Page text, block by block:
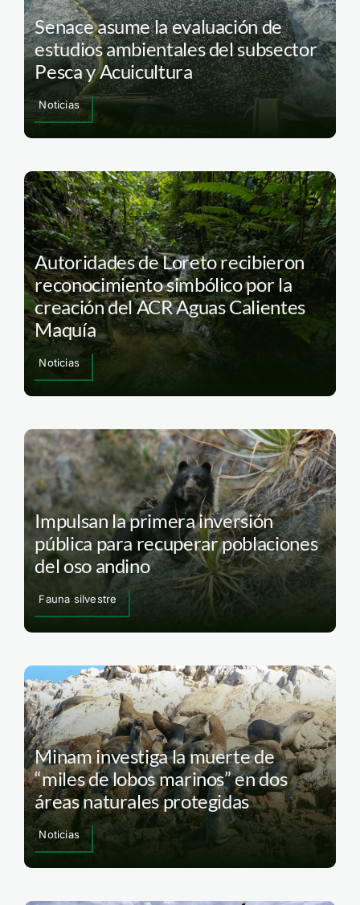
Senace asume la evaluación de
estudios ambientales del subsector
Pesca y Acuicultura
Noticias
Autoridades de Loreto recibieron
reconocimiento simbólico por la
creación del ACR Aguas Calientes
Maquía
Noticias
Impulsan la primera inversión
pública para recuperar poblaciones
del oso andino
Fauna silvestre
Minam investiga la muerte de
“miles de lobos marinos” en dos
áreas naturales protegidas
Noticias